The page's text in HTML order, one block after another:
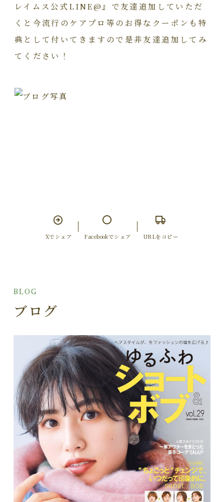
レイムス公式LINE@』で友達追加していただ
くと今流行の ケアプロ等のお得なクーポンも特
典として付いてきますので是非友 達追加してみ
てください！
Xでシェア Facebookでシェア URLをコピー
BLOG
ブログ